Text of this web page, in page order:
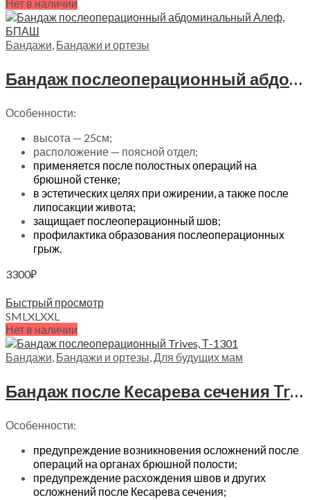
Нет в наличии
Бандажи Бандажи и ортезы
Бандаж послеоперационный абдоминальный Алеф, БПАШ
Особенности:
высота — 25см;
расположение — поясной отдел;
применяется после полостных операций на
брюшной стенке;
в эстетических целях при ожирении, а также после
липосакции живота;
защищает послеоперационный шов;
профилактика образования послеоперационных
грыж.
3300₽
Быстрый просмотр
SML XL XXL
Нет в наличии
Бандажи Бандажи и ортезы Для будущих мам
Бандаж после Кесарева сечения Trives Evolution, Т.26.91 (Т-1301)
Особенности:
предупреждение возникновения осложнений после
операций на органах брюшной полости;
предупреждение расхождения швов и других
осложнений после Кесарева сечения;